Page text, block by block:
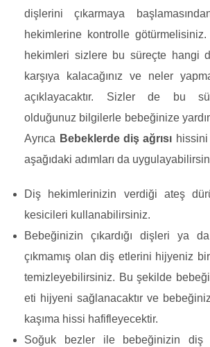
dişlerini çıkarmaya
hekimlerine kontrolle
hekimleri sizlere bu süreçte hangi
karşıya kalacağınız ve neler
açıklayacaktır. Sizler de bu
olduğunuz bilgilerle bebeğinize
Ayrıca Bebeklerde diş ağrısı
aşağıdaki adımları da
Diş hekimlerinizin verdiği ateş
kesicileri kullanabilirsiniz.
Bebeğinizin çıkardığı dişleri ya
çıkmamış olan diş etlerini hijyeniz bir
temizleyebilirsiniz. Bu şekilde
eti hijyeni sağlanacaktır ve
kaşıma hissi hafifleyecektir.
Soğuk bezler ile bebeğinizin diş